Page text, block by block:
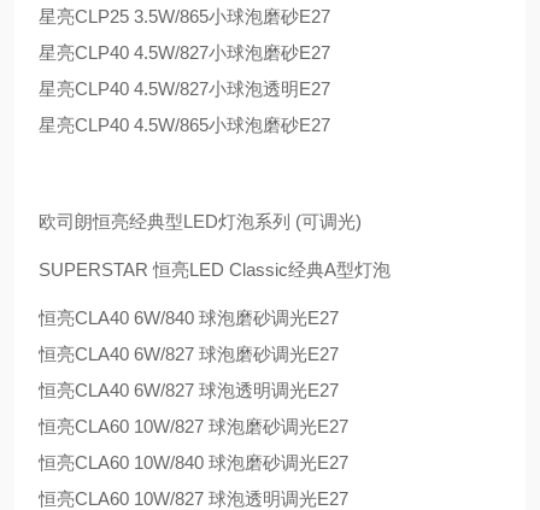
星亮CLP25 3.5W/865小球泡磨砂E27
星亮CLP40 4.5W/827小球泡磨砂E27
星亮CLP40 4.5W/827小球泡透明E27
星亮CLP40 4.5W/865小球泡磨砂E27
欧司朗恒亮经典型LED灯泡系列 (可调光)
SUPERSTAR 恒亮LED Classic经典A型灯泡
恒亮CLA40 6W/840 球泡磨砂调光E27
恒亮CLA40 6W/827 球泡磨砂调光E27
恒亮CLA40 6W/827 球泡透明调光E27
恒亮CLA60 10W/827 球泡磨砂调光E27
恒亮CLA60 10W/840 球泡磨砂调光E27
恒亮CLA60 10W/827 球泡透明调光E27